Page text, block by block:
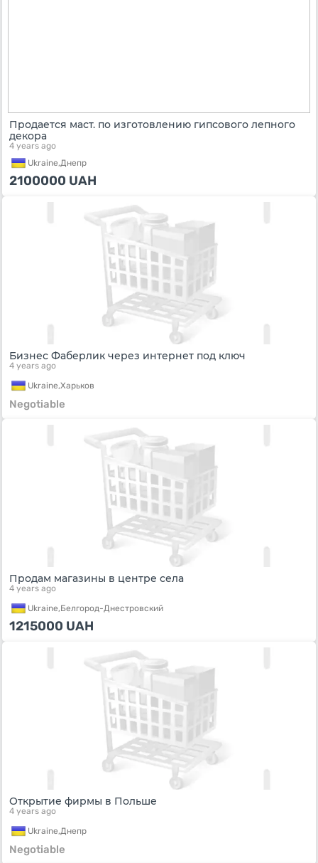
Продается маст. по изготовлению гипсового лепного
декора
4 years ago
Ukraine,Днепр
2100000 UAH
Бизнес Фаберлик через интернет под ключ
4 years ago
Ukraine,Харьков
Negotiable
Продам магазины в центре села
4 years ago
Ukraine,Белгород-Днестровский
1215000 UAH
Открытие фирмы в Польше
4 years ago
Ukraine,Днепр
Negotiable